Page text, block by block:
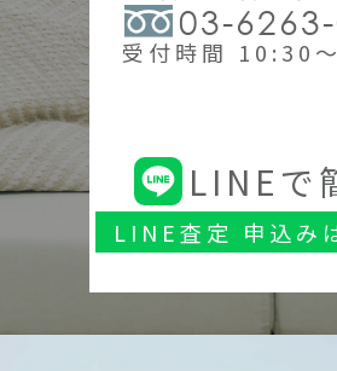
03-
受付時間 10:30
LINEで
LINE査定 申込み